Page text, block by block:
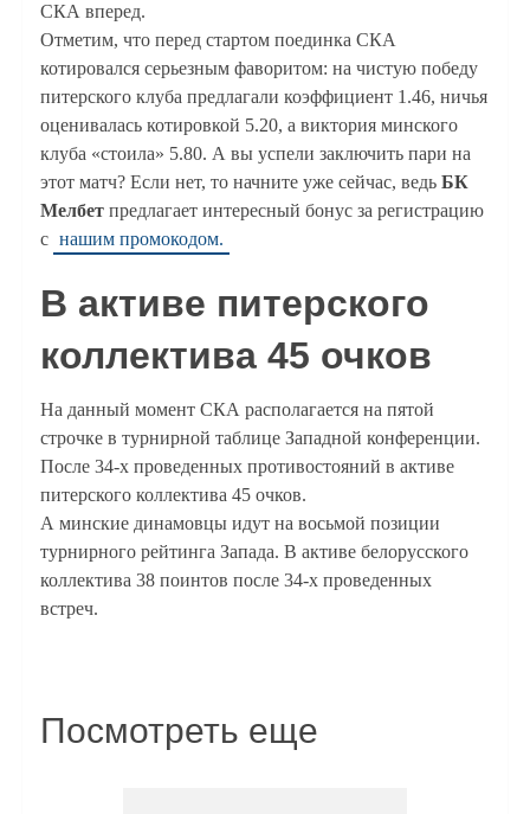
СКА вперед.
Отметим, что перед стартом поединка СКА
котировался серьезным фаворитом: на чистую победу
питерского клуба предлагали коэффициент 1.46, ничья
оценивалась котировкой 5.20, а виктория минского
клуба «стоила» 5.80. А вы успели заключить пари на
этот матч? Если нет, то начните уже сейчас, ведь БК
Мелбетпредлагает интересный бонус за регистрацию
с нашим промокодом.
В активе питерского
коллектива 45 очков
На данный момент СКА располагается на пятой
строчке в турнирной таблице Западной конференции.
После 34-х проведенных противостояний в активе
питерского коллектива 45 очков.
А минские динамовцы идут на восьмой позиции
турнирного рейтинга Запада. В активе белорусского
коллектива 38 поинтов после 34-х проведенных
встреч.
Посмотреть еще